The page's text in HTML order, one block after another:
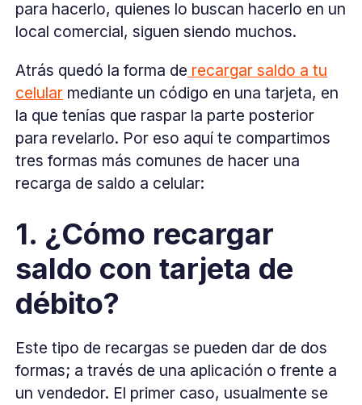
para hacerlo, quienes lo buscan hacerlo en un
local comercial, siguen siendo muchos.
Atrás quedó la forma de recargar saldo a tu
celular mediante un código en una tarjeta, en
la que tenías que raspar la parte posterior
para revelarlo. Por eso aquí te compartimos
tres formas más comunes de hacer una
recarga de saldo a celular:
1. ¿Cómo recargar
saldo con tarjeta de
débito?
Este tipo de recargas se pueden dar de dos
formas; a través de una aplicación o frente a
un vendedor. El primer caso, usualmente se